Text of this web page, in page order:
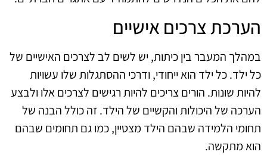
הערכת צרכים אישיים
במהלך המעבר בין כיתות, יש לשים לב לצרכים האישיים של
כל ילד. כל ילד הוא ייחודי, ודרכי ההסתגלות שלו עשויות
להיות שונות. הורים צריכים להיות רגישים לצרכים אלו ולבצע
הערכה של היכולות והקשיים של הילד. זה כולל הבנה של
תחומי הלמידה שבהם הילד מצטיין, כמו גם תחומים שבהם
הוא מתקשה.